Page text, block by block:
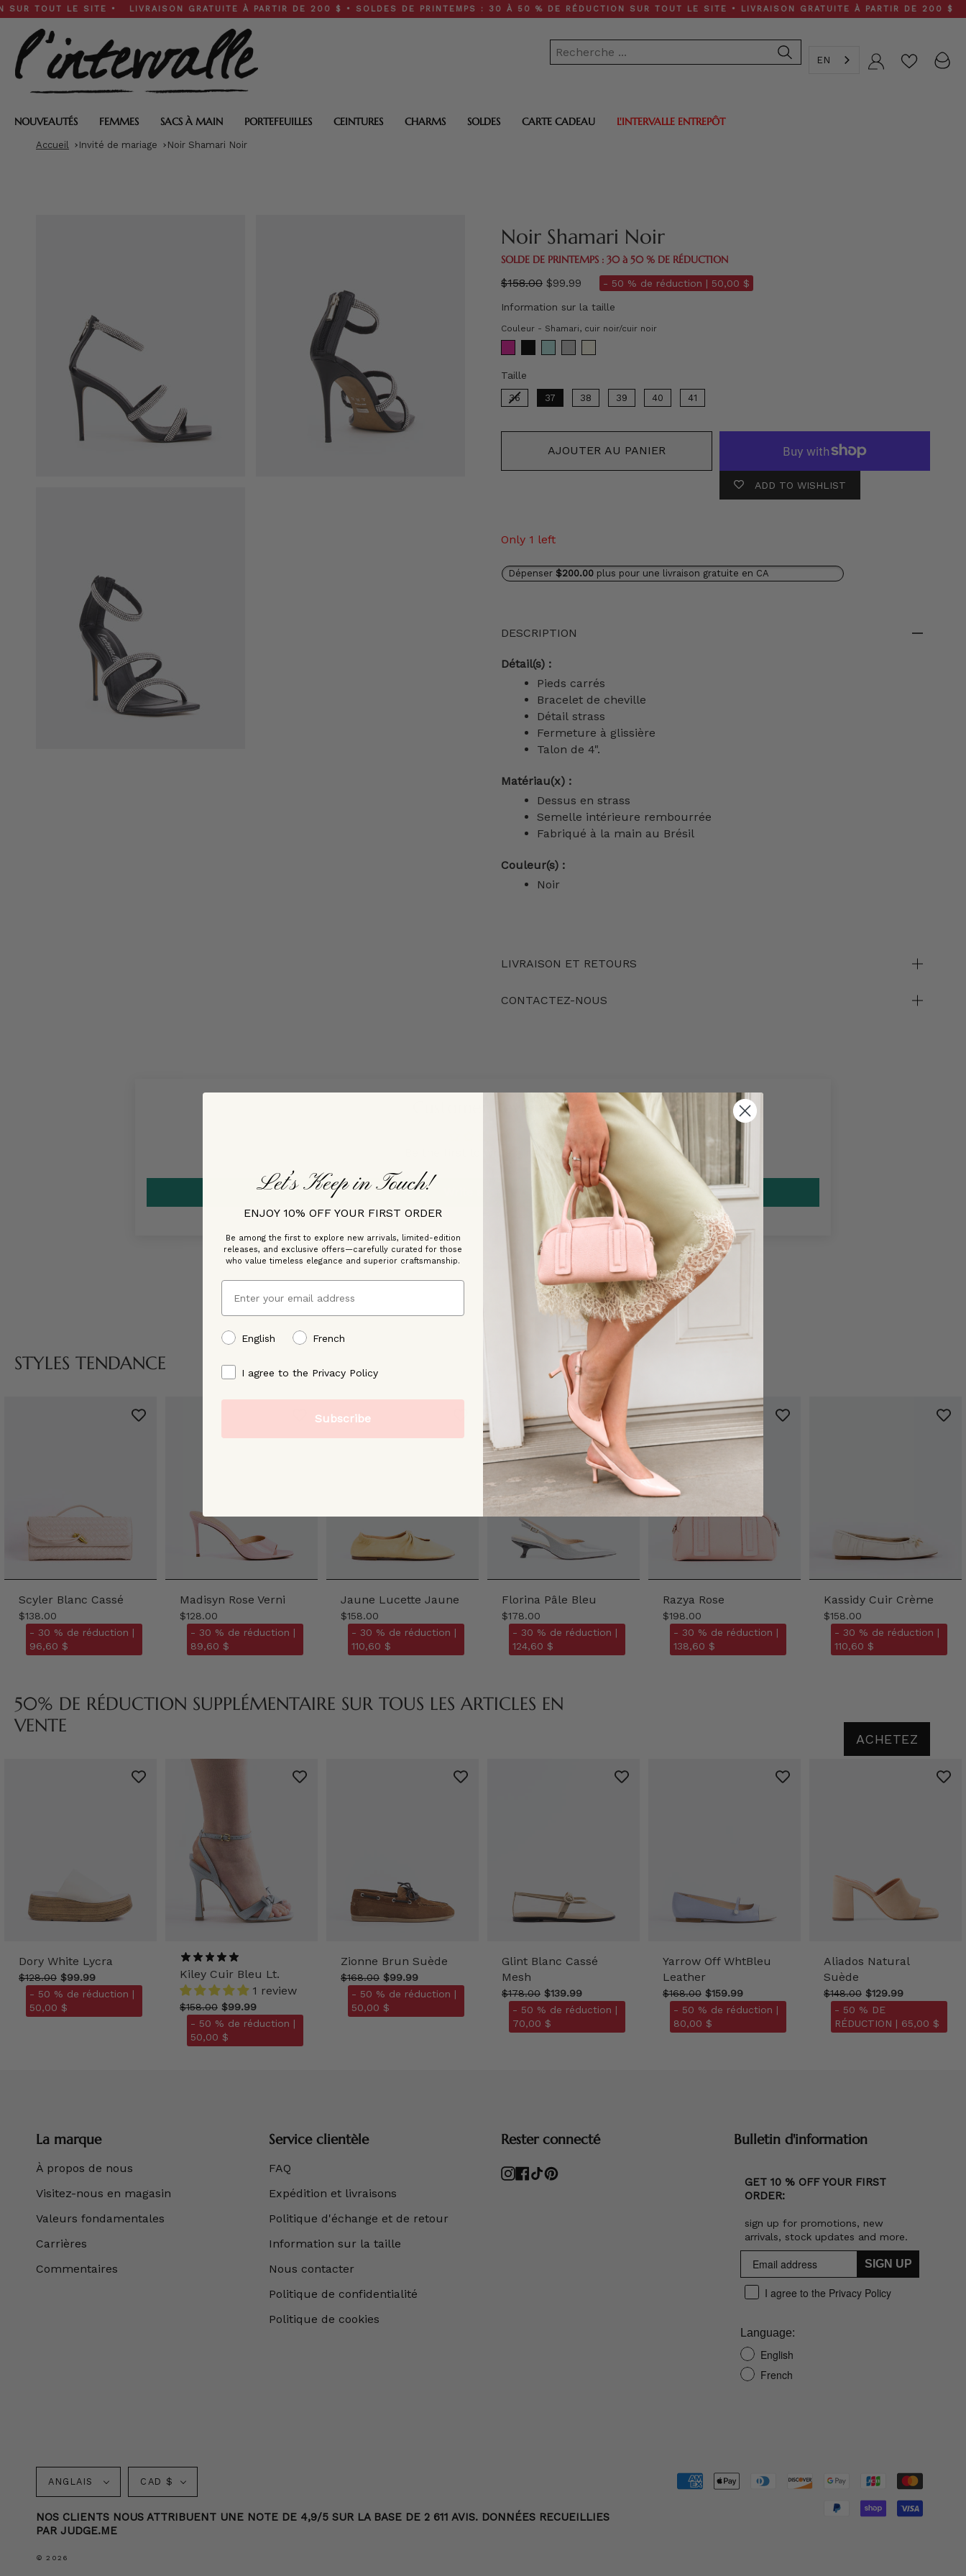
Skip
to
content
LE SITE • LIVRAISON GRATUITE À PARTIR DE 200 $ • SOLDES DE PRINTEMPS : 30 À 50 % DE RÉDUCTION SUR TOUT LE SITE • LIVRAISON GRATUITE À PARTIR DE 200 $
EN Compte
NOUVEAUTÉS FEMMES SACS À MAIN PORTEFEUILLES CEINTURES CHARMS SOLDES CARTE CADEAU L'INTERVALLE ENTREPÔT
Accueil Invité de mariage Noir Shamari Noir
Noir Shamari Noir
SOLDE DE PRINTEMPS : 30 à 50 % DE RÉDUCTION
régulier
$158.00 $99.99 - 50 % de réduction | 50,00 $
Information sur la taille
Couleur - Shamari, cuir noir/cuir noirCouleur
Taille
36 37 38 39 40 41
AJOUTER AU PANIER
ADD TO WISHLIST
Only 1 left
Dépenser $200.00 plus pour une livraison gratuite en CA
DESCRIPTION
Détail(s) :
Pieds carrés
Bracelet de cheville
Détail strass
Fermeture à glissière
Talon de 4".
Matériau(x) :
Dessus en strass
Semelle intérieure rembourrée
Fabriqué à la main au Brésil
Couleur(s) :
Noir
LIVRAISON ET RETOURS
CONTACTEZ-NOUS
Customer Reviews
Be the first to write a review
STYLES TENDANCE
Scyler Blanc Cassé
$138.00
- 30 % de réduction |
96,60 $
Madisyn Rose Verni
$128.00
- 30 % de réduction |
89,60 $
Jaune Lucette Jaune
$158.00
- 30 % de réduction |
110,60 $
Florina Pâle Bleu
$178.00
- 30 % de réduction |
124,60 $
Razya Rose
$198.00
- 30 % de réduction |
138,60 $
Kassidy Cuir Crème
$158.00
- 30 % de réduction |
110,60 $
50% DE RÉDUCTION SUPPLÉMENTAIRE SUR TOUS LES ARTICLES EN
VENTE
ACHETEZ
Dory White Lycra
$128.00 $99.99
- 50 % de réduction |
50,00 $
Kiley Cuir Bleu Lt.
1 review
$158.00 $99.99
- 50 % de réduction |
50,00 $
Zionne Brun Suède
$168.00 $99.99
- 50 % de réduction |
50,00 $
Glint Blanc Cassé
Mesh
$178.00 $139.99
- 50 % de réduction |
70,00 $
Yarrow Off WhtBleu
Leather
$168.00 $159.99
- 50 % de réduction |
80,00 $
Aliados Natural
Suède
$148.00 $129.99
- 50 % DE
RÉDUCTION | 65,00 $
La marque
À propos de nous
Visitez-nous en magasin
Valeurs fondamentales
Carrières
Commentaires
Service clientèle
FAQ
Expédition et livraisons
Politique d'échange et de retour
Information sur la taille
Nous contacter
Politique de confidentialité
Politique de cookies
Rester connecté
Instagram
Facebook
TikTokPinterest
Bulletin d'information
GET 10 % OFF YOUR FIRST
ORDER:
sign up for promotions, new
arrivals, stock updates and more.
SIGN UP
I agree to the Privacy Policy
Language:
English
French
Langue
ANGLAIS Monnaie
CAD $
NOS CLIENTS NOUS ATTRIBUENT UNE NOTE DE 4,9/5 SUR LA BASE DE 2 611 AVIS. DONNÉES RECUEILLIES
PAR JUDGE.ME
© 2026
Let’s Keep in Touch!
ENJOY 10% OFF YOUR FIRST ORDER
Be among the first to explore new arrivals, limited-edition
releases, and exclusive offers—carefully curated for those
who value timeless elegance and superior craftsmanship.
Email
preffered language
English French
By signing up, you agree to our [Privacy Policy]
I agree to the Privacy Policy
Subscribe